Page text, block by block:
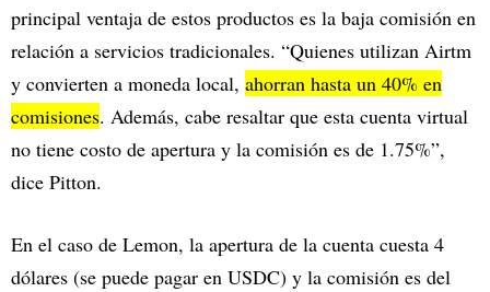
principal ventaja de estos productos es la baja comisión en
relación a servicios tradicionales. “Quienes utilizan Airtm
y convierten a moneda local, ahorran hasta un 40% en
comisiones. Además, cabe resaltar que esta cuenta virtual
no tiene costo de apertura y la comisión es de 1.75%”,
dice Pitton.
En el caso de Lemon, la apertura de la cuenta cuesta 4
dólares (se puede pagar en USDC) y la comisión es del